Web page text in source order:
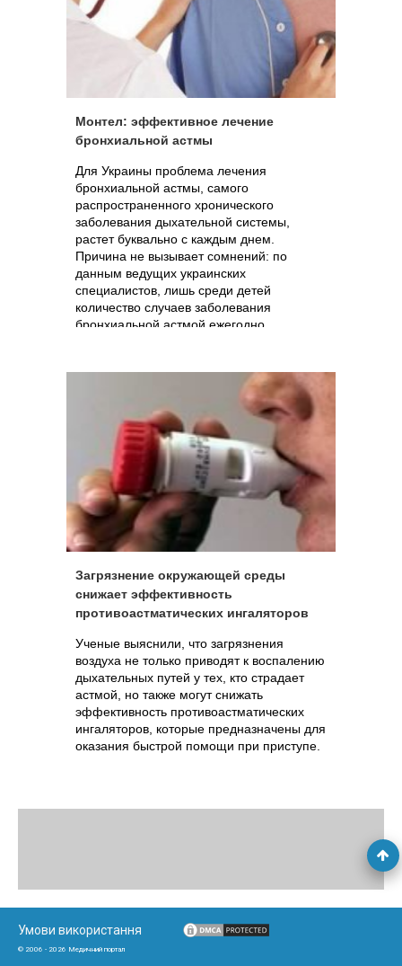
Монтел: эффективное лечение
бронхиальной астмы
Для Украины проблема лечения
бронхиальной астмы, самого
распространенного хронического
заболевания дыхательной системы,
растет буквально с каждым днем.
Причина не вызывает сомнений: по
данным ведущих украинских
специалистов, лишь среди детей
количество случаев заболевания
бронхиальной астмой ежегодно
астмы в Украине стабильно входит в
«ведущую тройку» среди европейских
государств. Прогнозы не носят
утешительный характер, по данным
Всемирной организации
здравоохранения число больных
бронхиальной астмой удваивается
каждые 15 лет.
Загрязнение окружающей среды
снижает эффективность
противоастматических ингаляторов
Ученые выяснили, что загрязнения
воздуха не только приводят к воспалению
дыхательных путей у тех, кто страдает
астмой, но также могут снижать
эффективность противоастматических
ингаляторов, которые предназначены для
оказания быстрой помощи при приступе.
Умови використання
© 2006 - 2026 Медичний портал